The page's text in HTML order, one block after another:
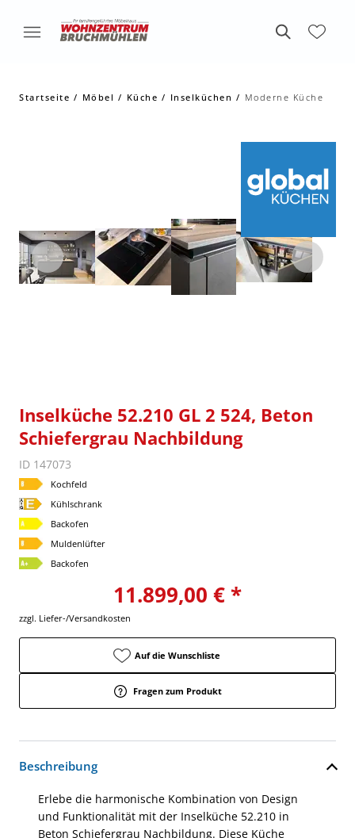
Startseite Möbel Küche Inselküchen Moderne Küche
Inselküche 52.210 GL 2 524, Beton
Schiefergrau Nachbildung
ID 147073
Kochfeld
Kühlschrank
Backofen
Muldenlüfter
Backofen
11.899,00 € *
zzgl. Liefer-/Versandkosten
Auf die Wunschliste
Fragen zum Produkt
Beschreibung
Erlebe die harmonische Kombination von Design
und Funktionalität mit der Inselküche 52.210 in
Beton Schiefergrau Nachbildung. Diese Küche